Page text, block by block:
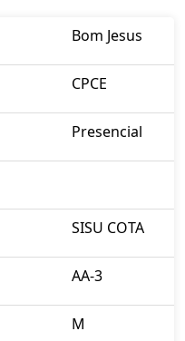
Bom Jesus
CPCE
Presencial
SISU COTA
AA-3
M